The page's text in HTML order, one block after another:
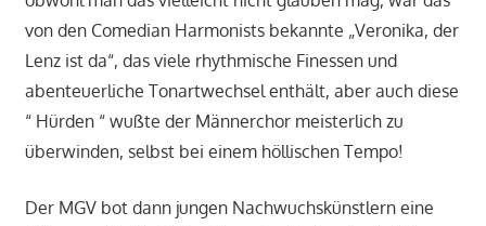
von den Comedian Harmonists bekannte „Veronika, der
Lenz ist da“, das viele rhythmische Finessen und
abenteuerliche Tonartwechsel enthält, aber auch diese
“ Hürden “ wußte der Männerchor meisterlich zu
überwinden, selbst bei einem höllischen Tempo!
Der MGV bot dann jungen Nachwuchskünstlern eine